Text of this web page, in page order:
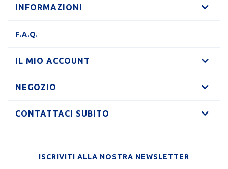
INFORMAZIONI
F.A.Q.
IL MIO ACCOUNT
NEGOZIO
CONTATTACI SUBITO
ISCRIVITI ALLA NOSTRA NEWSLETTER